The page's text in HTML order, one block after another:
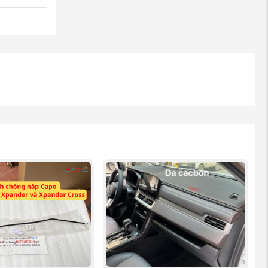
trọng